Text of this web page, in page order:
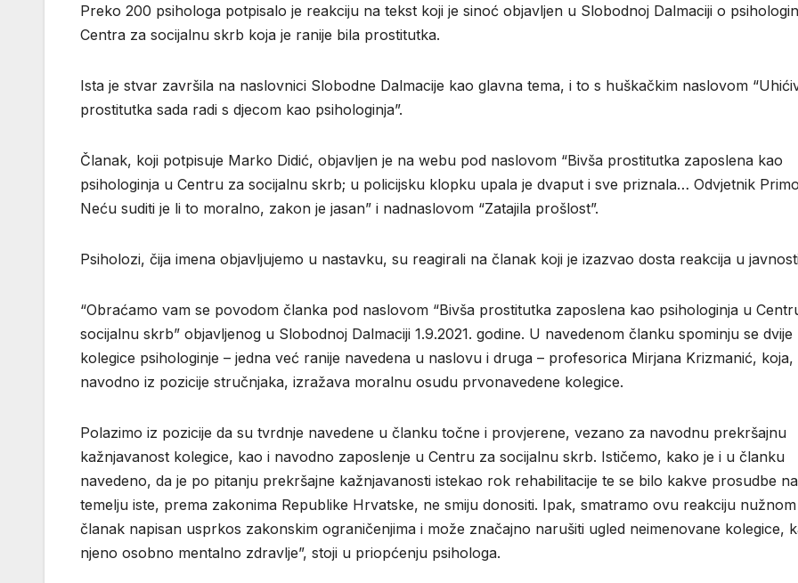
Preko 200 psihologa potpisalo je reakciju na tekst koji je sinoć objavljen u Slobodnoj Dalmaciji o
Centra za socijalnu skrb koja je ranije bila prostitutka.
Ista je stvar završila na naslovnici Slobodne Dalmacije kao glavna tema, i to s huškačkim naslovom
prostitutka sada radi s djecom kao psihologinja”.
Članak, koji potpisuje Marko Didić, objavljen je na webu pod naslovom “Bivša prostitutka zaposlena kao
psihologinja u Centru za socijalnu skrb; u policijsku klopku upala je dvaput i sve priznala… Odvjetnik
Neću suditi je li to moralno, zakon je jasan” i nadnaslovom “Zatajila prošlost”.
Psiholozi, čija imena objavljujemo u nastavku, su reagirali na članak koji je izazvao dosta reakcija u
“Obraćamo vam se povodom članka pod naslovom “Bivša prostitutka zaposlena kao psihologinja u
socijalnu skrb” objavljenog u Slobodnoj Dalmaciji 1.9.2021. godine. U navedenom članku spominju se dvije
kolegice psihologinje – jedna već ranije navedena u naslovu i druga – profesorica Mirjana Krizmanić, koja,
navodno iz pozicije stručnjaka, izražava moralnu osudu prvonavedene kolegice.
Polazimo iz pozicije da su tvrdnje navedene u članku točne i provjerene, vezano za navodnu prekršajnu
kažnjavanost kolegice, kao i navodno zaposlenje u Centru za socijalnu skrb. Ističemo, kako je i u članku
navedeno, da je po pitanju prekršajne kažnjavanosti istekao rok rehabilitacije te se bilo kakve prosudbe na
temelju iste, prema zakonima Republike Hrvatske, ne smiju donositi. Ipak, smatramo ovu reakciju
članak napisan usprkos zakonskim ograničenjima i može značajno narušiti ugled neimenovane kolegice,
njeno osobno mentalno zdravlje”, stoji u priopćenju psihologa.